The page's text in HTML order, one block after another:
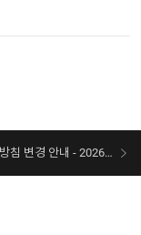
개인정보처리방침 변경 안내 - 2026/07/30 시행